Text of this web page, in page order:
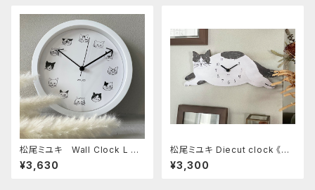
松尾ミユキ Wall Clock L Ca
ts White
¥3,630
松尾ミユキ Diecut clock 《Gr
ay cat》
¥3,300